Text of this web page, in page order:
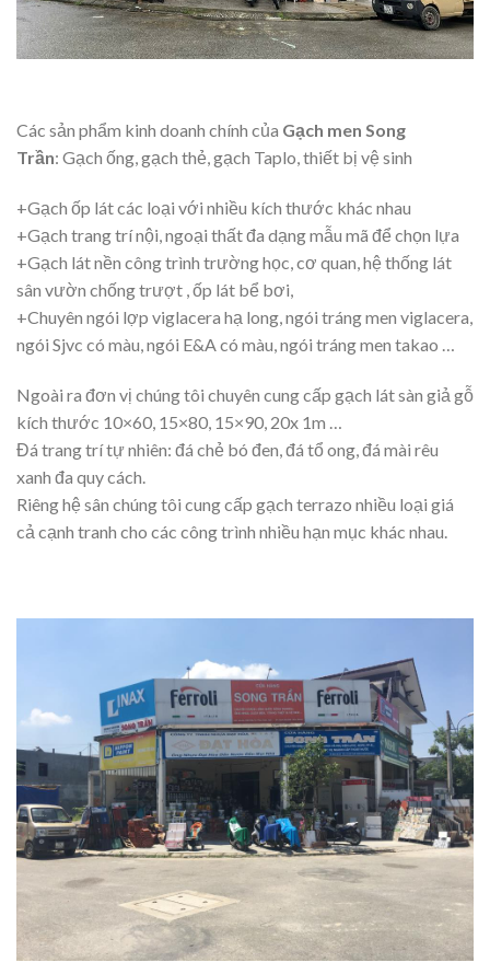
Các sản phẩm kinh doanh chính của Gạch men Song
Trần: Gạch ống, gạch thẻ, gạch Taplo, thiết bị vệ sinh
+Gạch ốp lát các loại với nhiều kích thước khác nhau
+Gạch trang trí nội, ngoại thất đa dạng mẫu mã để chọn lựa
+Gạch lát nền công trình trường học, cơ quan, hệ thống lát
sân vườn chống trượt , ốp lát bể bơi,
+Chuyên ngói lợp viglacera hạ long, ngói tráng men viglacera,
ngói Sjvc có màu, ngói E&A có màu, ngói tráng men takao …
Ngoài ra đơn vị chúng tôi chuyên cung cấp gạch lát sàn giả gỗ
kích thước 10×60, 15×80, 15×90, 20x 1m …
Đá trang trí tự nhiên: đá chẻ bó đen, đá tổ ong, đá mài rêu
xanh đa quy cách.
Riêng hệ sân chúng tôi cung cấp gạch terrazo nhiều loại giá
cả cạnh tranh cho các công trình nhiều hạn mục khác nhau.